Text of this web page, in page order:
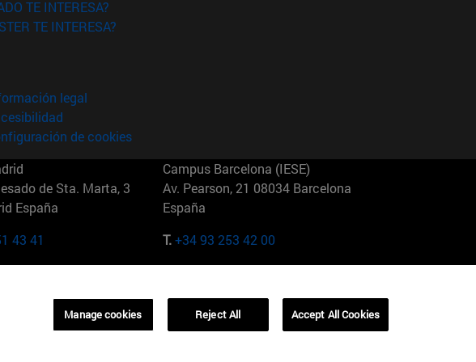
TE INTERESA?
TE INTERESA?
legal
de cookies
de Sta. Marta, 3
España
43 41
Campus Barcelona (IESE)
Av. Pearson, 21 08034 Barcelona
España
T.+34 93 253 42 00
Straße 15 81675
01321001 Bela Vista Brasil
Manage cookies Reject All Accept All Cookies